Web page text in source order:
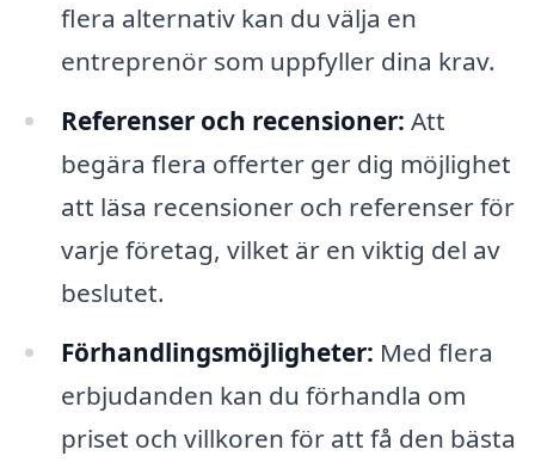
flera alternativ kan du välja en
entreprenör som uppfyller dina krav.
Referenser och recensioner: Att
begära flera offerter ger dig möjlighet
att läsa recensioner och referenser för
varje företag, vilket är en viktig del av
beslutet.
Förhandlingsmöjligheter: Med flera
erbjudanden kan du förhandla om
priset och villkoren för att få den bästa